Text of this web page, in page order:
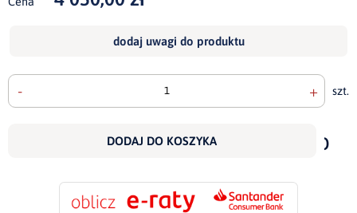
dodaj uwagi do produktu
- + szt.
DODAJ DO KOSZYKA
do